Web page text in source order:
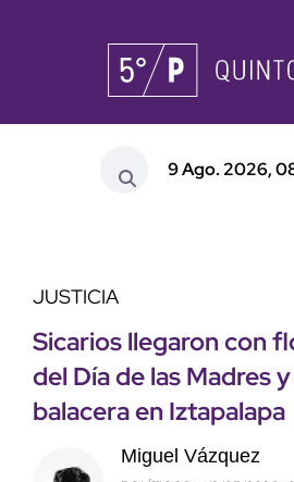
9 Ago. 2026,
JUSTICIA
Sicarios llegaron con
del Día de las Madres
balacera en Iztapalapa
Miguel Vázquez